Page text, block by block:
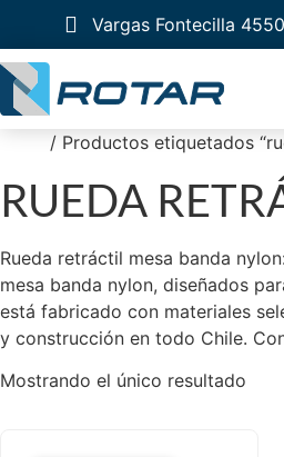
Vargas Fontecilla
/ Productos etiquetados
RUEDA
Rueda retráctil mesa banda
mesa banda nylon, diseñados
está fabricado con materiales
y construcción en todo Chile.
Mostrando el único resultado